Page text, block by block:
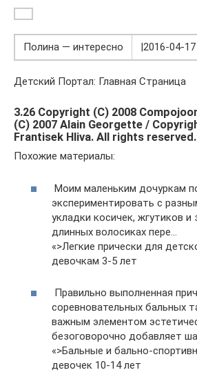
Полина — интересно |2016-04-17
Детский Портал: Главная Страница
3.26 Copyright (C) 2008
(C) 2007 Alain Georgette /
Frantisek Hliva. All rights
Похожие материалы:
Моим маленьким дочуркам
экспериментировать с
укладки косичек, жгутиков и
длинных волосиках пере…
«>Легкие прически для
девочкам 3-5 лет
Правильно выполненная
соревновательных бальных
важным элементом
безоговорочно добавляет
«>Бальные и бально-
девочек 10-14 лет